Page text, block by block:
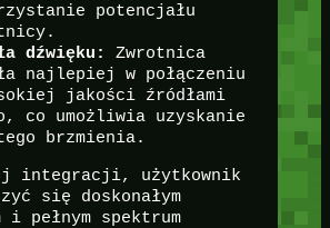
potencjału
dźwięku:
Zwrotnica
najlepiej w połączeniu
jakości źródłami
co umożliwia uzyskanie
brzmienia.
integracji, użytkownik
się doskonałym
i pełnym spektrum